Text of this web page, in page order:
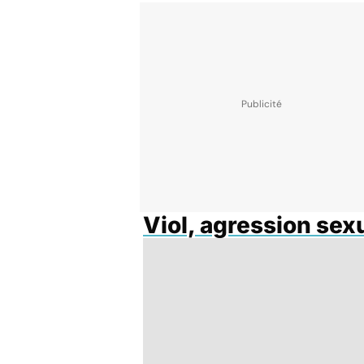
Viol, agression